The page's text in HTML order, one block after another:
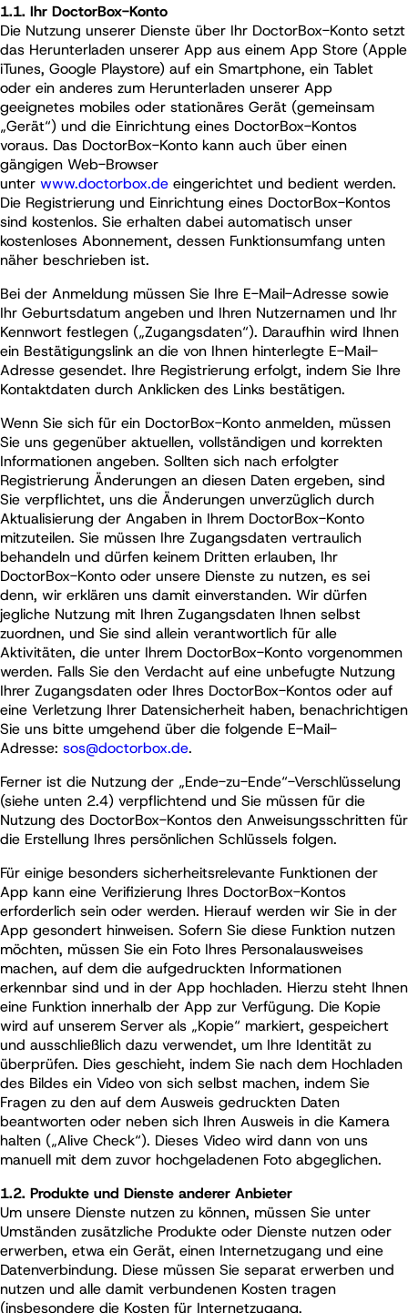
1.1. Ihr DoctorBox-Konto
Die Nutzung unserer Dienste über Ihr DoctorBox-Konto setzt
das Herunterladen unserer App aus einem App Store (Apple
iTunes, Google Playstore) auf ein Smartphone, ein Tablet
oder ein anderes zum Herunterladen unserer App
geeignetes mobiles oder stationäres Gerät (gemeinsam
„Gerät“) und die Einrichtung eines DoctorBox-Kontos
voraus. Das DoctorBox-Konto kann auch über einen
gängigen Web-Browser
unter www.doctorbox.de eingerichtet und bedient werden.
Die Registrierung und Einrichtung eines DoctorBox-Kontos
sind kostenlos. Sie erhalten dabei automatisch unser
kostenloses Abonnement, dessen Funktionsumfang unten
näher beschrieben ist.
Bei der Anmeldung müssen Sie Ihre E-Mail-Adresse sowie
Ihr Geburtsdatum angeben und Ihren Nutzernamen und Ihr
Kennwort festlegen („Zugangsdaten“). Daraufhin wird Ihnen
ein Bestätigungslink an die von Ihnen hinterlegte E-Mail-
Adresse gesendet. Ihre Registrierung erfolgt, indem Sie Ihre
Kontaktdaten durch Anklicken des Links bestätigen.
Wenn Sie sich für ein DoctorBox-Konto anmelden, müssen
Sie uns gegenüber aktuellen, vollständigen und korrekten
Informationen angeben. Sollten sich nach erfolgter
Registrierung Änderungen an diesen Daten ergeben, sind
Sie verpflichtet, uns die Änderungen unverzüglich durch
Aktualisierung der Angaben in Ihrem DoctorBox-Konto
mitzuteilen. Sie müssen Ihre Zugangsdaten vertraulich
behandeln und dürfen keinem Dritten erlauben, Ihr
DoctorBox-Konto oder unsere Dienste zu nutzen, es sei
denn, wir erklären uns damit einverstanden. Wir dürfen
jegliche Nutzung mit Ihren Zugangsdaten Ihnen selbst
zuordnen, und Sie sind allein verantwortlich für alle
Aktivitäten, die unter Ihrem DoctorBox-Konto vorgenommen
werden. Falls Sie den Verdacht auf eine unbefugte Nutzung
Ihrer Zugangsdaten oder Ihres DoctorBox-Kontos oder auf
eine Verletzung Ihrer Datensicherheit haben, benachrichtigen
Sie uns bitte umgehend über die folgende E-Mail-
Adresse: sos@doctorbox.de.
Ferner ist die Nutzung der „Ende-zu-Ende“-Verschlüsselung
(siehe unten 2.4) verpflichtend und Sie müssen für die
Nutzung des DoctorBox-Kontos den Anweisungsschritten für
die Erstellung Ihres persönlichen Schlüssels folgen.
Für einige besonders sicherheitsrelevante Funktionen der
App kann eine Verifizierung Ihres DoctorBox-Kontos
erforderlich sein oder werden. Hierauf werden wir Sie in der
App gesondert hinweisen. Sofern Sie diese Funktion nutzen
möchten, müssen Sie ein Foto Ihres Personalausweises
machen, auf dem die aufgedruckten Informationen
erkennbar sind und in der App hochladen. Hierzu steht Ihnen
eine Funktion innerhalb der App zur Verfügung. Die Kopie
wird auf unserem Server als „Kopie“ markiert, gespeichert
und ausschließlich dazu verwendet, um Ihre Identität zu
überprüfen. Dies geschieht, indem Sie nach dem Hochladen
des Bildes ein Video von sich selbst machen, indem Sie
Fragen zu den auf dem Ausweis gedruckten Daten
beantworten oder neben sich Ihren Ausweis in die Kamera
halten („Alive Check“). Dieses Video wird dann von uns
manuell mit dem zuvor hochgeladenen Foto abgeglichen.
1.2. Produkte und Dienste anderer Anbieter
Um unsere Dienste nutzen zu können, müssen Sie unter
Umständen zusätzliche Produkte oder Dienste nutzen oder
erwerben, etwa ein Gerät, einen Internetzugang und eine
Datenverbindung. Diese müssen Sie separat erwerben und
nutzen und alle damit verbundenen Kosten tragen
(insbesondere die Kosten für Internetzugang,